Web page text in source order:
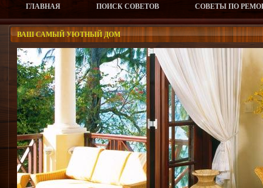
ГЛАВНАЯ ПОИСК СОВЕТОВ СОВЕТЫ ПО
ВАШ САМЫЙ УЮТНЫЙ ДОМ